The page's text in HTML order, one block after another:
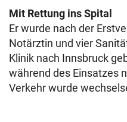
Mit Rettung ins Spital
Er wurde nach der
Notärztin und vier
Klinik nach Innsbruck
während des Einsatzes
Verkehr wurde